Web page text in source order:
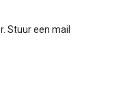
Stuur een mail